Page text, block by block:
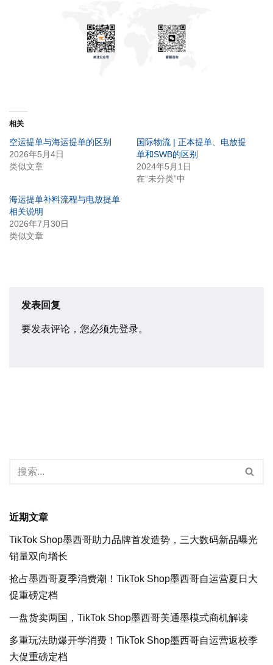
相关
空运提单与海运提单的区别
2026年5月4日
类似文章
国际物流 | 正本提单、电放提
单和SWB的区别
2024年5月1日
在“未分类”中
海运提单补料流程与电放提单
相关说明
2026年7月30日
类似文章
发表回复
要发表评论，您必须先登录。
近期文章
TikTok Shop墨西哥助力品牌首发造势，三大数码新品曝光
销量双向增长
抢占墨西哥夏季消费潮！TikTok Shop墨西哥自运营夏日大
促重磅定档
一盘货卖两国，TikTok Shop墨西哥美通墨模式商机解读
多重玩法助爆开学消费！TikTok Shop墨西哥自运营返校季
大促重磅定档